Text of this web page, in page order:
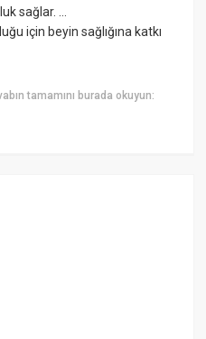
sağlar. ...
için beyin sağlığına katkı
tamamını burada okuyun: